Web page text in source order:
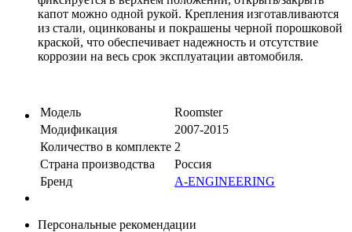
капот можно одной рукой. Крепления изготавливаются
из стали, оцинкованы и покрашены черной порошковой
краской, что обеспечивает надежность и отсутствие
коррозии на весь срок эксплуатации автомобиля.
Модель
Roomster
Модификация
2007-2015
Количество в комплекте 2
Страна производства
Россия
Бренд
A-ENGINEERING
Персональные рекомендации